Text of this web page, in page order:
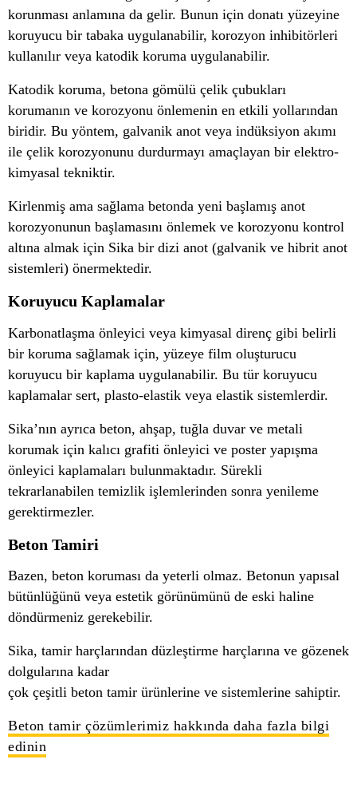
korunması anlamına da gelir. Bunun için donatı yüzeyine
koruyucu bir tabaka uygulanabilir, korozyon inhibitörleri
kullanılır veya katodik koruma uygulanabilir.
Katodik koruma, betona gömülü çelik çubukları
korumanın ve korozyonu önlemenin en etkili yollarından
biridir. Bu yöntem, galvanik anot veya indüksiyon akımı
ile çelik korozyonunu durdurmayı amaçlayan bir elektro-
kimyasal tekniktir.
Kirlenmiş ama sağlama betonda yeni başlamış anot
korozyonunun başlamasını önlemek ve korozyonu kontrol
altına almak için Sika bir dizi anot (galvanik ve hibrit anot
sistemleri) önermektedir.
Koruyucu Kaplamalar
Karbonatlaşma önleyici veya kimyasal direnç gibi belirli
bir koruma sağlamak için, yüzeye film oluşturucu
koruyucu bir kaplama uygulanabilir. Bu tür koruyucu
kaplamalar sert, plasto-elastik veya elastik sistemlerdir.
Sika’nın ayrıca beton, ahşap, tuğla duvar ve metali
korumak için kalıcı grafiti önleyici ve poster yapışma
önleyici kaplamaları bulunmaktadır. Sürekli
tekrarlanabilen temizlik işlemlerinden sonra yenileme
gerektirmezler.
Beton Tamiri
Bazen, beton koruması da yeterli olmaz. Betonun yapısal
bütünlüğünü veya estetik görünümünü de eski haline
döndürmeniz gerekebilir.
Sika, tamir harçlarından düzleştirme harçlarına ve gözenek
dolgularına kadar
çok çeşitli beton tamir ürünlerine ve sistemlerine sahiptir.
Beton tamir çözümlerimiz hakkında daha fazla bilgi
edinin